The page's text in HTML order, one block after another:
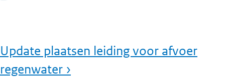
Update plaatsen leiding voor afvoer
regenwater ›